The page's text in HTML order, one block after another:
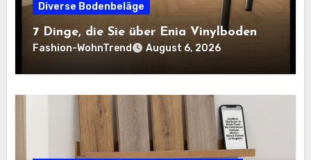
Diverse Bodenbeläge
7 Dinge, die Sie über Enia Vinylboden
Fashion-WohnTrend August 6, 2026